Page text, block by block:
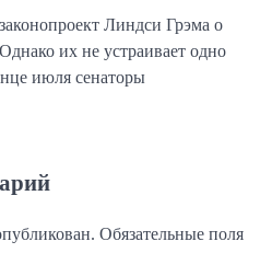
Линдси Грэма о
их не устраивает одно
июля сенаторы
Обязательные поля